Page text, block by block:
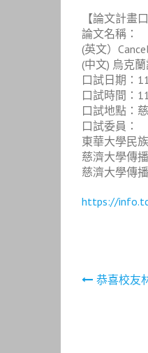
【論文計畫
論文名稱：
(英文）
(中文) 烏克
口試日期：
口試時間：
口試地點：
口試委員：
東華大學民
慈濟大學傳
慈濟大學傳
https://
文恭喜校友